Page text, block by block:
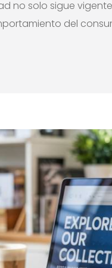
no solo sigue
del